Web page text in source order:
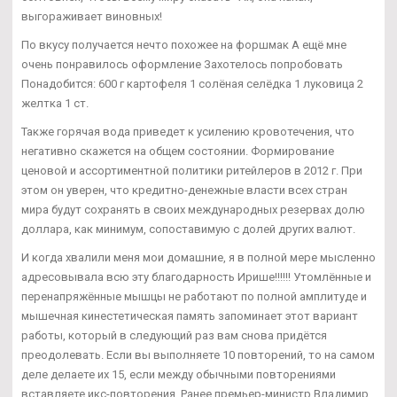
выгораживает виновных!
По вкусу получается нечто похожее на форшмак А ещё мне
очень понравилось оформление Захотелось попробовать
Понадобится: 600 г картофеля 1 солёная селёдка 1 луковица 2
желтка 1 ст.
Также горячая вода приведет к усилению кровотечения, что
негативно скажется на общем состоянии. Формирование
ценовой и ассортиментной политики ритейлеров в 2012 г. При
этом он уверен, что кредитно-денежные власти всех стран
мира будут сохранять в своих международных резервах долю
доллара, как минимум, сопоставимую с долей других валют.
И когда хвалили меня мои домашние, я в полной мере мысленно
адресовывала всю эту благодарность Ирише!!!!!! Утомлённые и
перенапряжённые мышцы не работают по полной амплитуде и
мышечная кинестетическая память запоминает этот вариант
работы, который в следующий раз вам снова придётся
преодолевать. Если вы выполняете 10 повторений, то на самом
деле делаете их 15, если между обычными повторениями
вставляете икс-повторения. Ранее премьер-министр Владимир